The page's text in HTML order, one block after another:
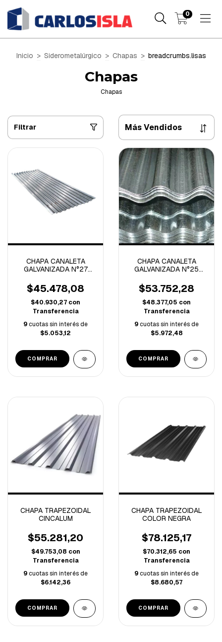
0
Inicio > Siderometalúrgico > Chapas > breadcrumbs.lisas
Chapas
Chapas
Filtrar
CHAPA CANALETA
GALVANIZADA N°27
$45.478,08
$40.930,27 con
Transferencia
9cuotas sin interés de
$5.053,12
COMPRAR
CHAPA CANALETA
GALVANIZADA N°25
$53.752,28
$48.377,05 con
Transferencia
9cuotas sin interés de
$5.972,48
COMPRAR
CHAPA TRAPEZOIDAL
CINCALUM
$55.281,20
$49.753,08 con
Transferencia
9cuotas sin interés de
$6.142,36
COMPRAR
CHAPA TRAPEZOIDAL
COLOR NEGRA
$78.125,17
$70.312,65 con
Transferencia
9cuotas sin interés de
$8.680,57
COMPRAR